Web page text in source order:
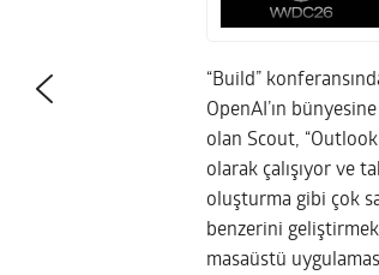
“Build”
OpenAI’ın
olan Scout,
olarak çalışıyor ve
oluşturma gibi çok
benzerini
masaüstü